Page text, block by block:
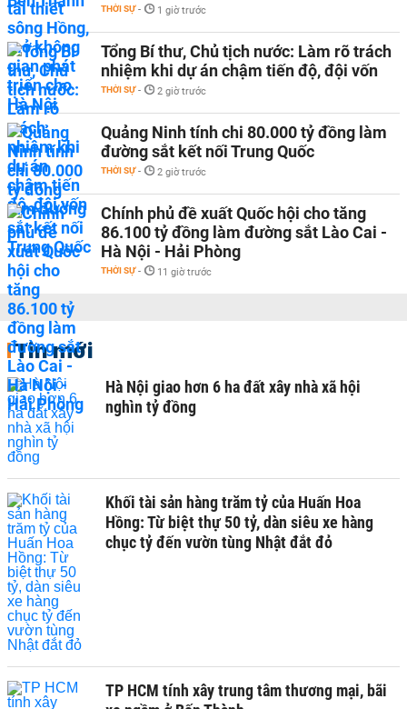
THỜI SỰ - 1 giờ trước
Tổng Bí thư, Chủ tịch nước: Làm rõ trách
nhiệm khi dự án chậm tiến độ, đội vốn
THỜI SỰ - 2 giờ trước
Quảng Ninh tính chi 80.000 tỷ đồng làm
đường sắt kết nối Trung Quốc
THỜI SỰ - 2 giờ trước
Chính phủ đề xuất Quốc hội cho tăng
86.100 tỷ đồng làm đường sắt Lào Cai -
Hà Nội - Hải Phòng
THỜI SỰ - 11 giờ trước
Tin mới
Hà Nội giao hơn 6 ha đất xây nhà xã hội
nghìn tỷ đồng
Khối tài sản hàng trăm tỷ của Huấn Hoa
Hồng: Từ biệt thự 50 tỷ, dàn siêu xe hàng
chục tỷ đến vườn tùng Nhật đắt đỏ
TP HCM tính xây trung tâm thương mại, bãi